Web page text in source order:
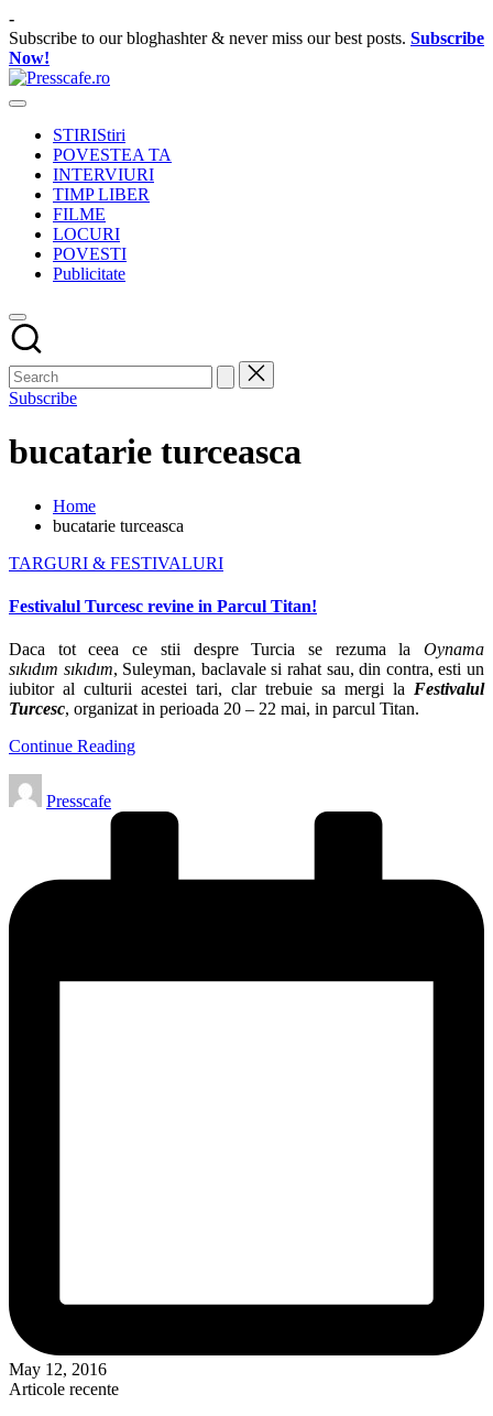
Skip
to
content
-
Subscribe to our bloghashter & never miss our best posts. Subscribe
Now!
Presscafe.ro
Cafeneau
urbaneSTIRIStiri
POVESTEA TA
INTERVIURI
TIMP LIBER
FILME
LOCURI
POVESTI
Publicitate
Subscribe
bucatarie turceasca
Home
bucatarie turceasca
Posted
TARGURI & FESTIVALURI
Festivalul Turcesc revine in Parcul Titan!
Daca tot ceea ce stii despre Turcia se rezuma la Oynama
sıkıdım sıkıdım, Suleyman, baclavale si rahat sau, din contra, esti un
iubitor al culturii acestei tari, clar trebuie sa mergi la Festivalul
Turcesc, organizat in perioada 20 – 22 mai, in parcul Titan.
Continue Reading
Posted
by
Presscafe
May 12, 2016
Articole recente